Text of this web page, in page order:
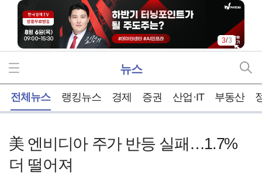
3/3
뉴스
전체뉴스 랭킹뉴스 경제 증권 산업·IT 부동산
美 엔비디아 주가 반등 실패…1.7%
더 떨어져